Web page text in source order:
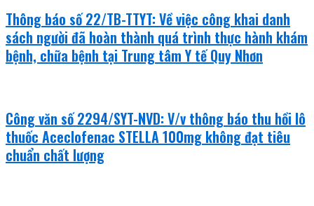
Thông báo số 22/TB-TTYT: Về việc công khai danh
sách người đã hoàn thành quá trình thực hành khám
bệnh, chữa bệnh tại Trung tâm Y tế Quy Nhơn
Công văn số 2294/SYT-NVD: V/v thông báo thu hồi lô
thuốc Aceclofenac STELLA 100mg không đạt tiêu
chuẩn chất lượng